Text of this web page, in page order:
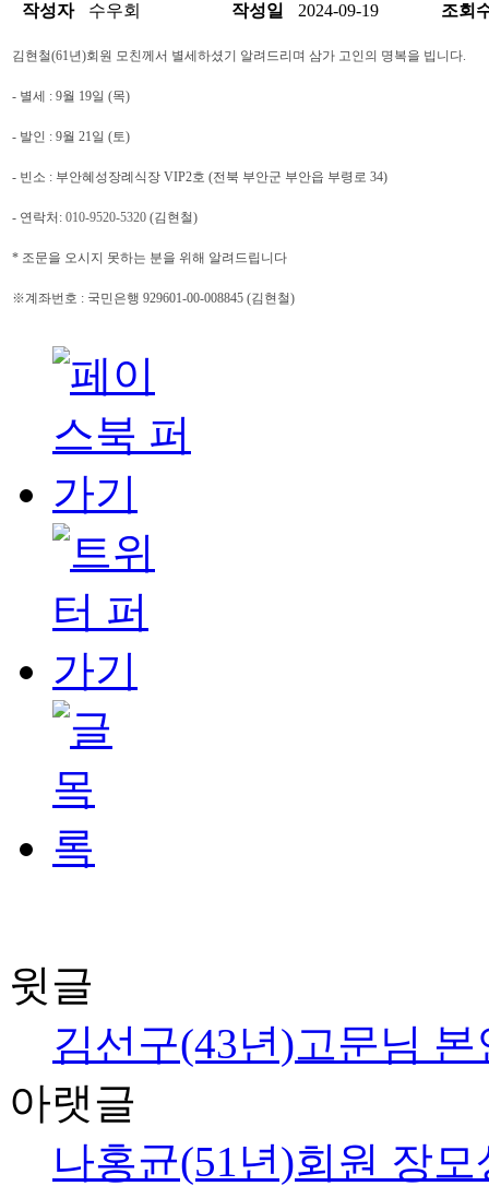
작성자
수우회 작성일 2024-09-19 조회
김현철(61년)회원 모친께서 별세하셨기 알려드리며 삼가 고인의 명복을 빕니다.
- 별세 : 9월 19일 (목)
- 발인 : 9월 21일 (토)
- 빈소 : 부안혜성장례식장 VIP2호 (전북 부안군 부안읍 부령로 34)
- 연락처: 010-9520-5320 (김현철)
* 조문을 오시지 못하는 분을 위해 알려드립니다
※계좌번호 : 국민은행 929601-00-008845 (김현철)
윗글
김선구(43년)고문님
아랫글
나홍균(51년)회원 장